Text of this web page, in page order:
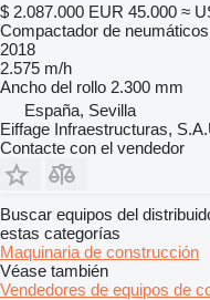
$ 2.087.000 EUR 45.000 ≈
Compactador de neumáticos
2018
2.575 m/h
Ancho del rollo 2.300 mm
España, Sevilla
Eiffage Infraestructuras,
Contacte con el vendedor
Buscar equipos del
estas categorías
Maquinaria de construcción
Véase también
Vendedores de equipos de